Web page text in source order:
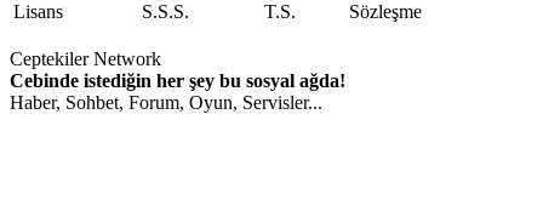
Lisans S.S.S. T.S. Sözleşme
Ceptekiler Network
Cebinde istediğin her şey bu sosyal ağda!
Haber, Sohbet, Forum, Oyun, Servisler...